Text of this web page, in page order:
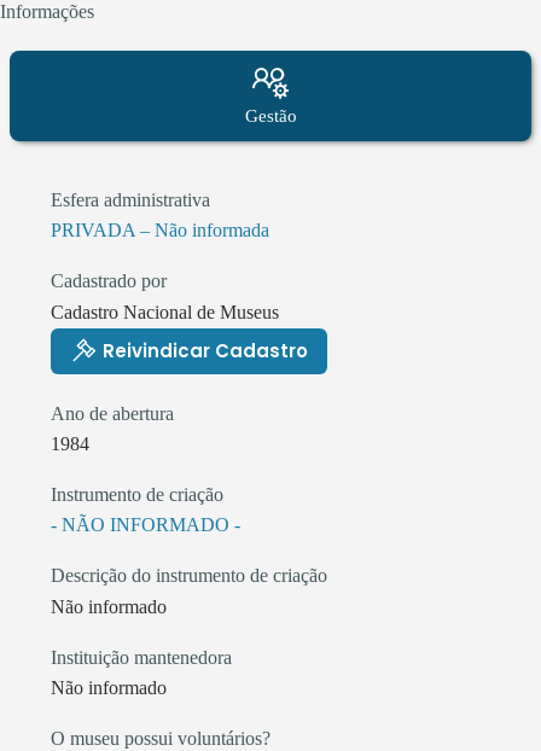
exposição; - Carregar sacolas, pacotes, malas, guarda-
chuvas, brinquedos; - Filmar; - Fumar; - Falar ao
Informações
Gestão
Esfera administrativa
PRIVADA – Não informada
Cadastrado por
Cadastro Nacional de Museus
Reivindicar Cadastro
Ano de abertura
1984
Instrumento de criação
- NÃO INFORMADO -
Descrição do instrumento de criação
Não informado
Instituição mantenedora
Não informado
O museu possui voluntários?